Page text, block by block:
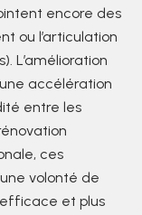
encore des
ou l’articulation
L’amélioration
accélération
entre les
ces
volonté de
et plus